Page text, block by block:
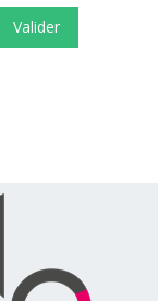
Valider